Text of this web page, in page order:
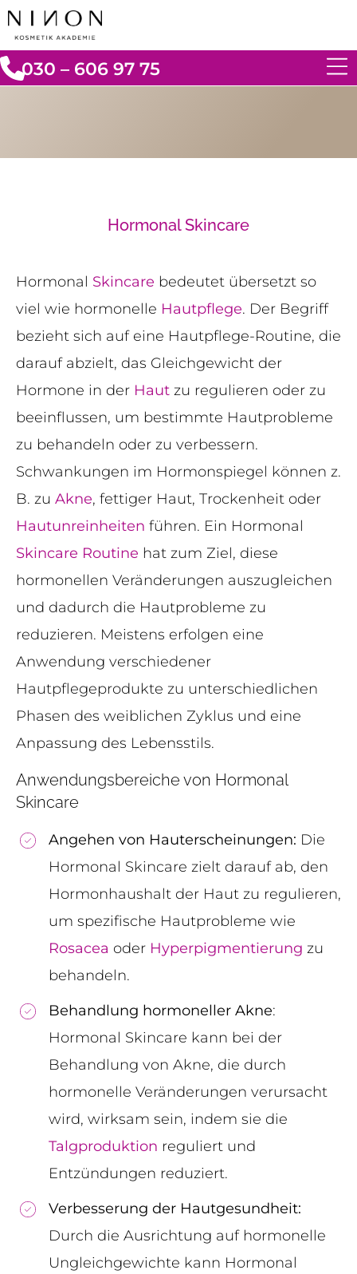
030 – 606 97 75
Hormonal Skincare
Hormonal Skincare bedeutet übersetzt so
viel wie hormonelle Hautpflege. Der Begriff
bezieht sich auf eine Hautpflege-Routine, die
darauf abzielt, das Gleichgewicht der
Hormone in der Haut zu regulieren oder zu
beeinflussen, um bestimmte Hautprobleme
zu behandeln oder zu verbessern.
Schwankungen im Hormonspiegel können z.
B. zu Akne, fettiger Haut, Trockenheit oder
Hautunreinheiten führen. Ein Hormonal
Skincare Routine hat zum Ziel, diese
hormonellen Veränderungen auszugleichen
und dadurch die Hautprobleme zu
reduzieren. Meistens erfolgen eine
Anwendung verschiedener
Hautpflegeprodukte zu unterschiedlichen
Phasen des weiblichen Zyklus und eine
Anpassung des Lebensstils.
Anwendungsbereiche von Hormonal
Skincare
Angehen von Hauterscheinungen: Die
Hormonal Skincare zielt darauf ab, den
Hormonhaushalt der Haut zu regulieren,
um spezifische Hautprobleme wie
Rosacea oder Hyperpigmentierung zu
behandeln.
Behandlung hormoneller Akne:
Hormonal Skincare kann bei der
Behandlung von Akne, die durch
hormonelle Veränderungen verursacht
wird, wirksam sein, indem sie die
Talgproduktion reguliert und
Entzündungen reduziert.
Verbesserung der Hautgesundheit:
Durch die Ausrichtung auf hormonelle
Ungleichgewichte kann Hormonal